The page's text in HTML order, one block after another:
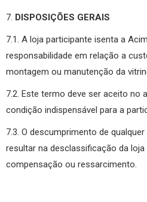
7. DISPOSIÇÕES GERAIS
7.1. A loja participante isenta a
responsabilidade em relação a
montagem ou manutenção da
7.2. Este termo deve ser aceito no
condição indispensável para a
7.3. O descumprimento de
resultar na desclassificação da
compensação ou ressarcimento.